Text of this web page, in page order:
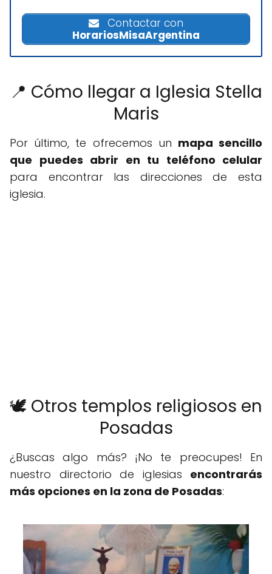
Contactar con
HorariosMisaArgentina
📍 Cómo llegar a Iglesia Stella
Maris
Por último, te ofrecemos un mapa sencillo
que puedes abrir en tu teléfono celular
para encontrar las direcciones de esta
iglesia.
🕊️ Otros templos religiosos en
Posadas
¿Buscas algo más? ¡No te preocupes! En
nuestro directorio de iglesias encontrarás
más opciones en la zona de Posadas: